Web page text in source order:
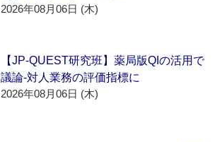
2026年08月06日 (木)
【JP-QUEST研究班】薬局版QIの活用で
議論‐対人業務の評価指標に
2026年08月06日 (木)